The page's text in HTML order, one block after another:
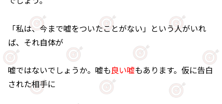
「私は、今まで嘘をついたことがない」という人がいれ
ば、それ自体が
嘘ではないでしょうか。嘘も良い嘘もあります。仮に告白
された相手に